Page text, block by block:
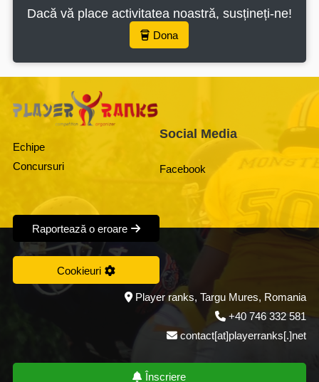
Dacă vă place activitatea noastră, susțineți-ne!
Dona
Echipe
Concursuri
Raportează o eroare
Cookieuri
Social Media
Facebook
Player ranks, Targu Mures, Romania
+40 746 332 581
contact[at]playerranks[.]net
Înscriere